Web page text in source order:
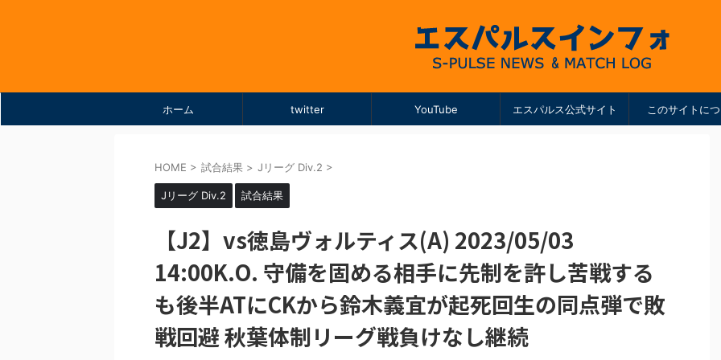
ホーム twitter YouTube エスパルス公式サイト このサイトに
HOME > 試合結果 > Jリーグ Div.2 >
Jリーグ Div.2 試合結果
【J2】vs徳島ヴォルティス(A) 2023/05/03
14:00K.O. 守備を固める相手に先制を許し苦戦する
も後半ATにCKから鈴木義宜が起死回生の同点弾で敗
戦回避 秋葉体制リーグ戦負けなし継続